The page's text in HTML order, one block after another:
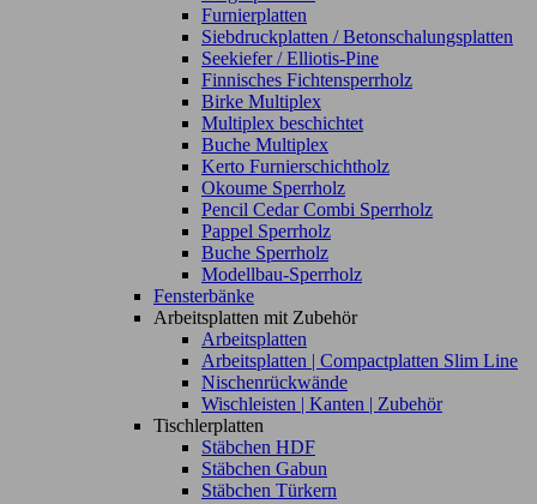
Furnierplatten
Siebdruckplatten / Betonschalungsplatten
Seekiefer / Elliotis-Pine
Finnisches Fichtensperrholz
Birke Multiplex
Multiplex beschichtet
Buche Multiplex
Kerto Furnierschichtholz
Okoume Sperrholz
Pencil Cedar Combi Sperrholz
Pappel Sperrholz
Buche Sperrholz
Modellbau-Sperrholz
Fensterbänke
Arbeitsplatten mit Zubehör
Arbeitsplatten
Arbeitsplatten | Compactplatten Slim Line
Nischenrückwände
Wischleisten | Kanten | Zubehör
Tischlerplatten
Stäbchen HDF
Stäbchen Gabun
Stäbchen Türkern